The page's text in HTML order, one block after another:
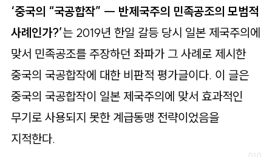
‘중국의 “국공합작” ― 반제국주의 민족공조의 모범적
사례인가?’는 2019년 한일 갈등 당시 일본 제국주의에
맞서 민족공조를 주장하던 좌파가 그 사례로 제시한
중국의 국공합작에 대한 비판적 평가글이다. 이 글은
중국의 국공합작이 일본 제국주의에 맞서 효과적인
무기로 사용되지 못한 계급동맹 전략이었음을
지적한다.